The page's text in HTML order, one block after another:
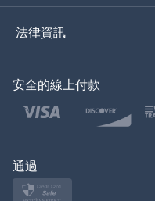
土耳其語
波蘭語
法律資訊
安全的線上付款
通過